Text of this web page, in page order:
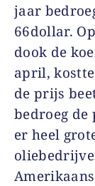
jaar
66dollar.
dook de
april,
de prijs
bedroeg
er heel